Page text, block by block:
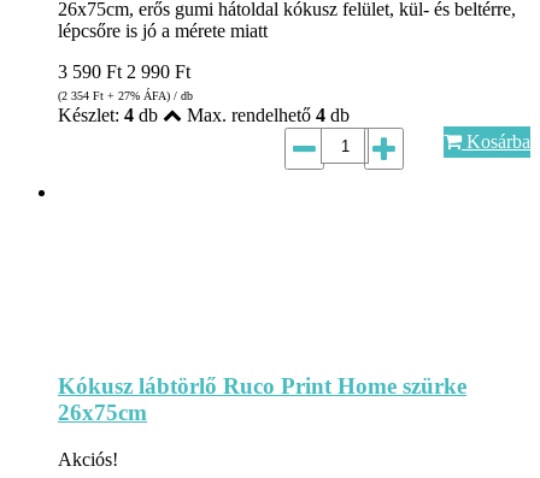
26x75cm, erős gumi hátoldal kókusz felület, kül- és beltérre,
lépcsőre is jó a mérete miatt
3 590 Ft 2 990 Ft
(2 354 Ft + 27% ÁFA) / db
Készlet: 4 db Max. rendelhető 4 db
Kosárba
Kókusz lábtörlő Ruco Print Home szürke
26x75cm
Akciós!